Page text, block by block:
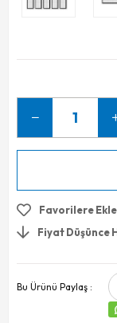
Favorilere Ekle
Fiyat Düşünce
Bu Ürünü Paylaş :